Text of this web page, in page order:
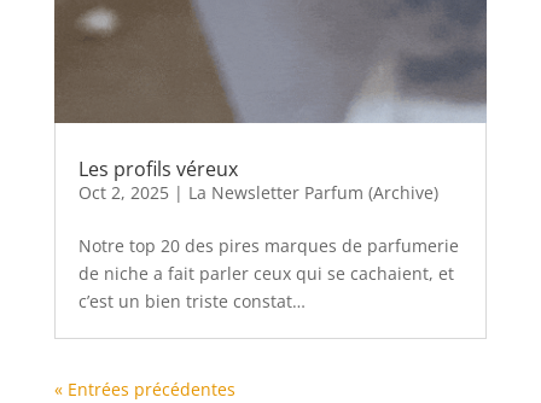
Les profils véreux
Oct 2, 2025| La Newsletter Parfum (Archive)
Notre top 20 des pires marques de parfumerie
de niche a fait parler ceux qui se cachaient, et
c’est un bien triste constat…
« Entrées précédentes